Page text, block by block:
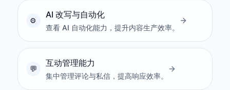
AI 改写与自动化
查看 AI 自动化能力，提升内容生产效率。
互动管理能力
集中管理评论与私信，提高响应效率。